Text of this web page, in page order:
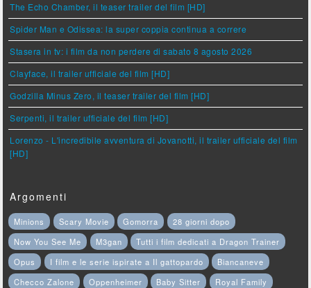
The Echo Chamber, il teaser trailer del film [HD]
Spider Man e Odissea: la super coppia continua a correre
Stasera in tv: i film da non perdere di sabato 8 agosto 2026
Clayface, il trailer ufficiale del film [HD]
Godzilla Minus Zero, il teaser trailer del film [HD]
Serpenti, il trailer ufficiale del film [HD]
Lorenzo - L'incredibile avventura di Jovanotti, il trailer ufficiale del film
[HD]
Argomenti
Minions Scary Movie Gomorra
28 giorni dopo
Now You See Me
M3gan
Tutti i film dedicati a Dragon Trainer
Opus
I film e le serie ispirate a Il gattopardo
Biancaneve
Checco Zalone
Oppenheimer Baby Sitter
Royal Family